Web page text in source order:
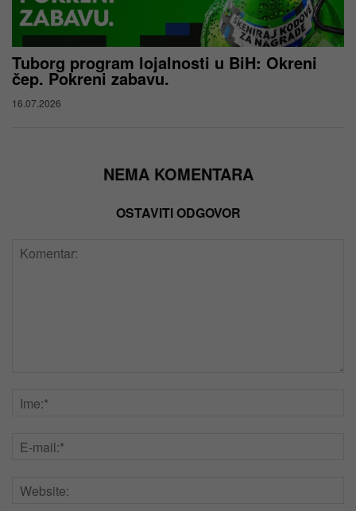
Tuborg program lojalnosti u BiH: Okreni
čep. Pokreni zabavu.
16.07.2026
NEMA KOMENTARA
OSTAVITI ODGOVOR